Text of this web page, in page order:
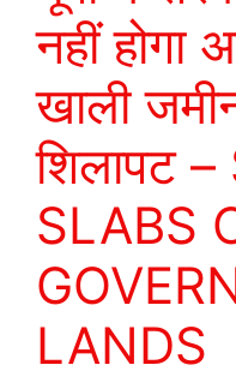
नहीं होगा
खाली
शिलापट
SLABS
LANDS